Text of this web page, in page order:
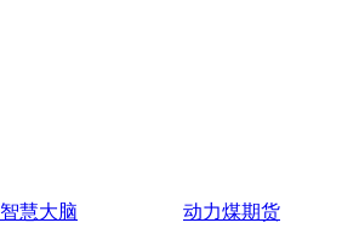
慧大脑 动力煤期货